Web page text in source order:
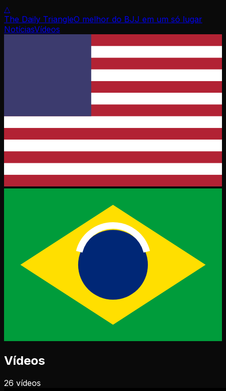
△
The Daily TriangleO melhor do BJJ em um só lugar
NotíciasVídeos
Vídeos
26 vídeos